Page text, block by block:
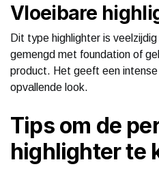
Vloeibare
Dit type highlighter is
gemengd met foundation of
product. Het geeft een
opvallende look.
Tips om de
highlighter te